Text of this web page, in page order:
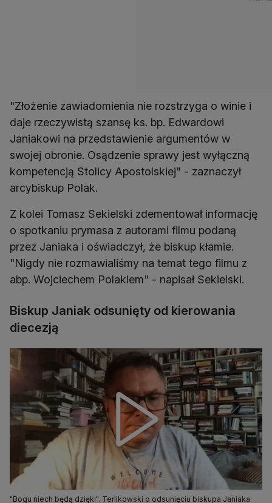
"Złożenie zawiadomienia nie rozstrzyga o winie i
daje rzeczywistą szansę ks. bp. Edwardowi
Janiakowi na przedstawienie argumentów w
swojej obronie. Osądzenie sprawy jest wyłączną
kompetencją Stolicy Apostolskiej" - zaznaczył
arcybiskup Polak.
Z kolei Tomasz Sekielski zdementował informację
o spotkaniu prymasa z autorami filmu podaną
przez Janiaka i oświadczył, że biskup kłamie.
"Nigdy nie rozmawialiśmy na temat tego filmu z
abp. Wojciechem Polakiem" - napisał Sekielski.
Biskup Janiak odsunięty od kierowania
diecezją
"Bogu niech będą dzięki". Terlikowski o odsunięciu biskupa Janiaka